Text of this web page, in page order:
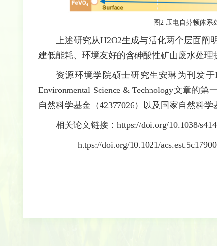
图2 压电自芬顿体系
上述研究从H2O2生成与活化两个层面
建低能耗、环境友好的含砷酸性矿山废水处理
资源环境学院硕士研究生安琳为刊发于
Environmental Science & Technology文章的
自然科学基金（42377026）以及国家自然科学
相关论文链接：https://doi.org/10.1038/
https://doi.org/10.1021/acs.est.5c17900